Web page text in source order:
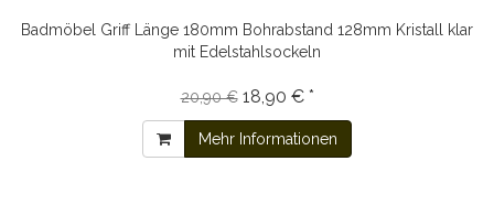
Badmöbel Griff Länge 180mm Bohrabstand 128mm Kristall klar
mit Edelstahlsockeln
20,90 € 18,90 € *
Mehr Informationen